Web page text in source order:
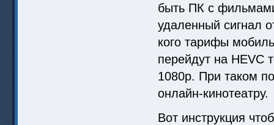
быть ПК с
удаленный сигнал
кого тарифы
перейдут на HEVC
1080p. При таком
онлайн-кинотеатру.
Вот инструкция